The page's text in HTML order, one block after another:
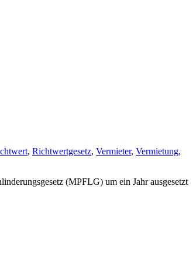
, Richtwertgesetz, Vermieter, Vermietung,
(MPFLG) um ein Jahr ausgesetzt